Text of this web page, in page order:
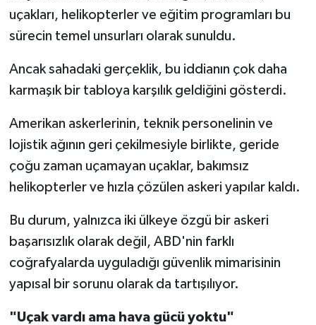
uçakları, helikopterler ve eğitim programları bu
sürecin temel unsurları olarak sunuldu.
Ancak sahadaki gerçeklik, bu iddianın çok daha
karmaşık bir tabloya karşılık geldiğini gösterdi.
Amerikan askerlerinin, teknik personelinin ve
lojistik ağının geri çekilmesiyle birlikte, geride
çoğu zaman uçamayan uçaklar, bakımsız
helikopterler ve hızla çözülen askeri yapılar kaldı.
Bu durum, yalnızca iki ülkeye özgü bir askeri
başarısızlık olarak değil, ABD'nin farklı
coğrafyalarda uyguladığı güvenlik mimarisinin
yapısal bir sorunu olarak da tartışılıyor.
"Uçak vardı ama hava gücü yoktu"